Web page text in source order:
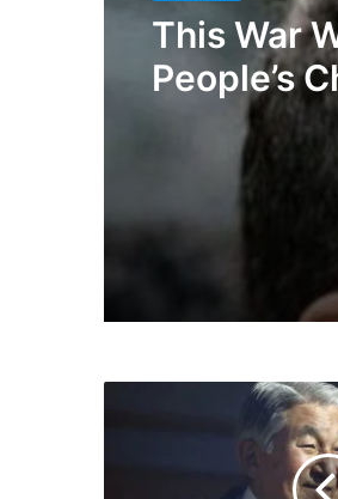
This War
People’s
Decision
Akbar
American